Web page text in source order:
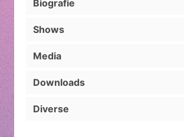
Biografie
Shows
Media
Downloads
Diverse